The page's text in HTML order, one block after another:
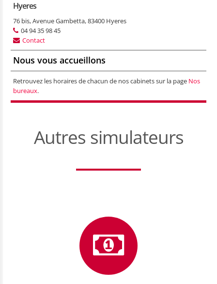
Hyeres
76 bis, Avenue Gambetta, 83400 Hyeres
04 94 35 98 45
Contact
Nous vous accueillons
Retrouvez les horaires de chacun de nos cabinets sur la page Nos
bureaux.
Autres simulateurs